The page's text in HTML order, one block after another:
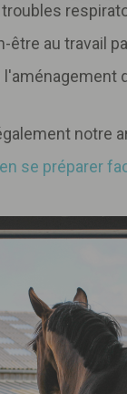
troubles
être au travail
notre
se préparer